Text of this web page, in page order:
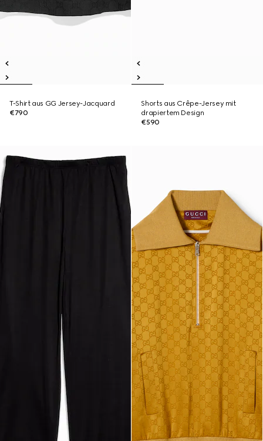
T-Shirt aus GG Jersey-Jacquard
€790
Shorts aus Crêpe-Jersey mit
drapiertem Design
€590